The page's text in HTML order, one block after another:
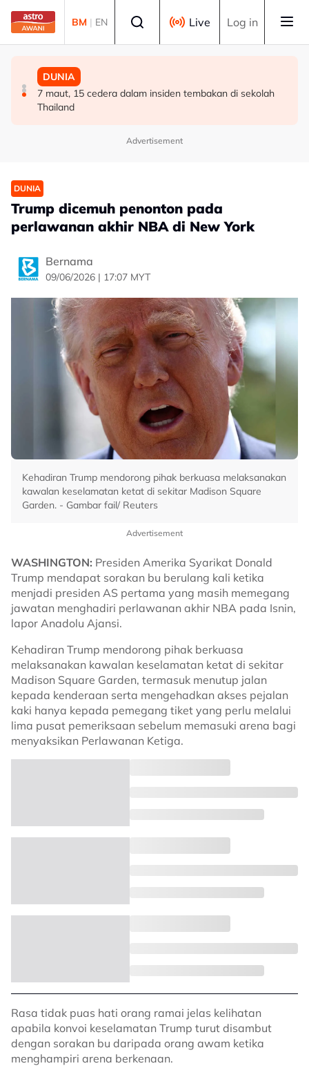
Skip to main content
BM | EN Live Log in
POLITIK
RCI Tabung Haji: 'Jika tidak boleh sanggah fakta, jangan
main sentimen rakyat' - AMK
POLITIK
Exco Negeri Sembilan: Risiko kemungkinan wujud 'dua
pusat pengaruh' - Mujibu
DUNIA
7 maut, 15 cedera dalam insiden tembakan di sekolah
Thailand
Advertisement
DUNIA
Trump dicemuh penonton pada
perlawanan akhir NBA di New York
Bernama
09/06/2026 | 17:07 MYT
Kehadiran Trump mendorong pihak berkuasa melaksanakan
kawalan keselamatan ketat di sekitar Madison Square
Garden. - Gambar fail/ Reuters
Advertisement
WASHINGTON: Presiden Amerika Syarikat Donald
Trump mendapat sorakan bu berulang kali ketika
menjadi presiden AS pertama yang masih memegang
jawatan menghadiri perlawanan akhir NBA pada Isnin,
lapor Anadolu Ajansi.
Kehadiran Trump mendorong pihak berkuasa
melaksanakan kawalan keselamatan ketat di sekitar
Madison Square Garden, termasuk menutup jalan
kepada kenderaan serta mengehadkan akses pejalan
kaki hanya kepada pemegang tiket yang perlu melalui
lima pusat pemeriksaan sebelum memasuki arena bagi
menyaksikan Perlawanan Ketiga.
Rasa tidak puas hati orang ramai jelas kelihatan
apabila konvoi keselamatan Trump turut disambut
dengan sorakan bu daripada orang awam ketika
menghampiri arena berkenaan.